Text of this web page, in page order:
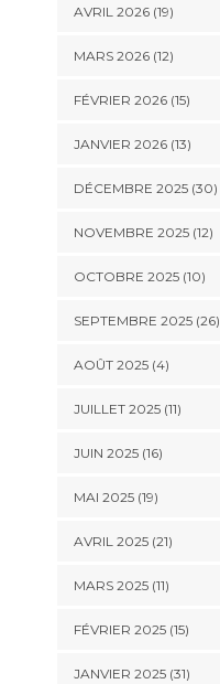
AVRIL 2026 (19)
MARS 2026 (12)
FÉVRIER 2026 (15)
JANVIER 2026 (13)
DÉCEMBRE 2025 (30)
NOVEMBRE 2025 (12)
OCTOBRE 2025 (10)
SEPTEMBRE 2025 (26)
AOÛT 2025 (4)
JUILLET 2025 (11)
JUIN 2025 (16)
MAI 2025 (19)
AVRIL 2025 (21)
MARS 2025 (11)
FÉVRIER 2025 (15)
JANVIER 2025 (31)